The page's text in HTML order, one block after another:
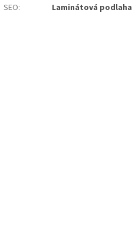
SEO: Laminátová podlaha